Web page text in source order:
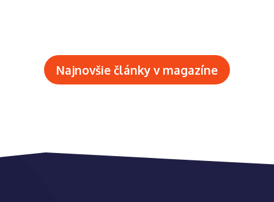
Najnovšie články v magazíne